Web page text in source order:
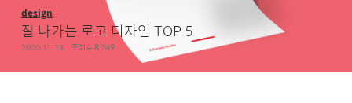
design
잘 나가는 로고 디자인 TOP 5
2020.11.13 조회수 8,749